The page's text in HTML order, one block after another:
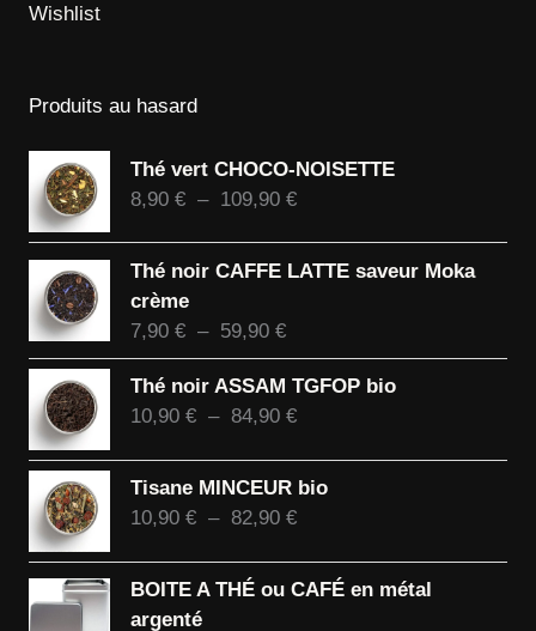
Wishlist
Produits au hasard
Thé vert CHOCO-NOISETTE
8,90 € – 109,90 €Plage
Thé noir CAFFE LATTE saveur Moka
crème
7,90 € – 59,90 €Plage
de
prix :
7,90 €
59,90 €
Thé noir ASSAM TGFOP bio
10,90 € – 84,90 €Plage
prix :
84,90 €
Tisane MINCEUR bio
10,90 € – 82,90 €Plage
prix :
BOITE A THÉ ou CAFÉ en métal
argenté